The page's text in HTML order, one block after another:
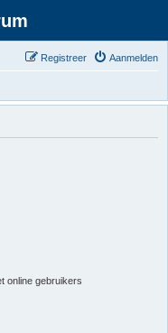
Aanmelden
Registreer
online gebruikers